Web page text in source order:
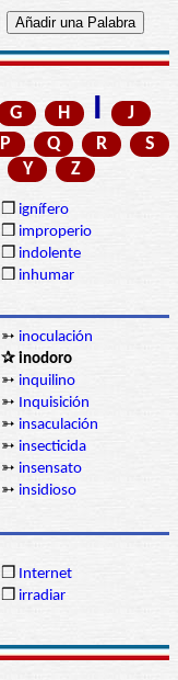
G H I
J
P Q R
S
Y Z
❒ ignífero
❒ improperio
❒ indolente
❒ inhumar
➳ inoculación
✰ inodoro
➳ inquilino
➳ Inquisición
➳ insaculación
➳ insecticida
➳ insensato
➳ insidioso
❒ Internet
❒ irradiar